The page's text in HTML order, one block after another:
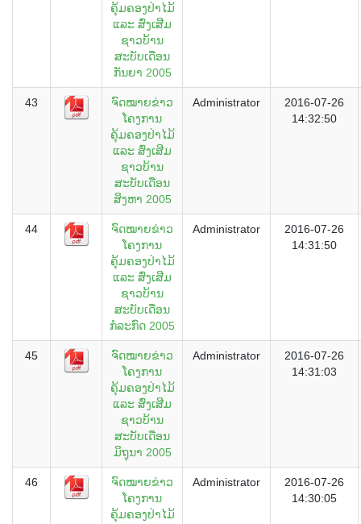
ຄຸ້ມຄອງປ່າໄມ້
ແລະ ສົ່ງເສີມ
ຊາວບ້ານ
ສະບັບເດືອນ
ກັນຍາ 2005
43
ຈົດໝາຍຂ່າວ
ໂຄງການ
ຄຸ້ມຄອງປ່າໄມ້
ແລະ ສົ່ງເສີມ
ຊາວບ້ານ
ສະບັບເດືອນ
ສິງຫາ 2005
Administrator
2016-07-26
14:32:50
44
ຈົດໝາຍຂ່າວ
ໂຄງການ
ຄຸ້ມຄອງປ່າໄມ້
ແລະ ສົ່ງເສີມ
ຊາວບ້ານ
ສະບັບເດືອນ
ກໍລະກົດ 2005
Administrator
2016-07-26
14:31:50
45
ຈົດໝາຍຂ່າວ
ໂຄງການ
ຄຸ້ມຄອງປ່າໄມ້
ແລະ ສົ່ງເສີມ
ຊາວບ້ານ
ສະບັບເດືອນ
ມິຖຸນາ 2005
Administrator
2016-07-26
14:31:03
46
ຈົດໝາຍຂ່າວ
ໂຄງການ
ຄຸ້ມຄອງປ່າໄມ້
Administrator
2016-07-26
14:30:05